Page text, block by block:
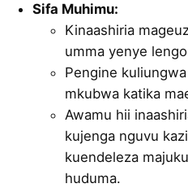
Sifa Muhimu:
Kinaashiria
umma yenye
Pengine
mkubwa katika
Awamu hii
kujenga nguvu
kuendeleza
huduma.